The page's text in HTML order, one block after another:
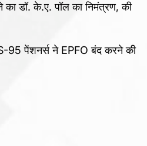
का डॉ. के.ए. पॉल का निमंत्रण, की
95 पेंशनर्स ने EPFO बंद करने की